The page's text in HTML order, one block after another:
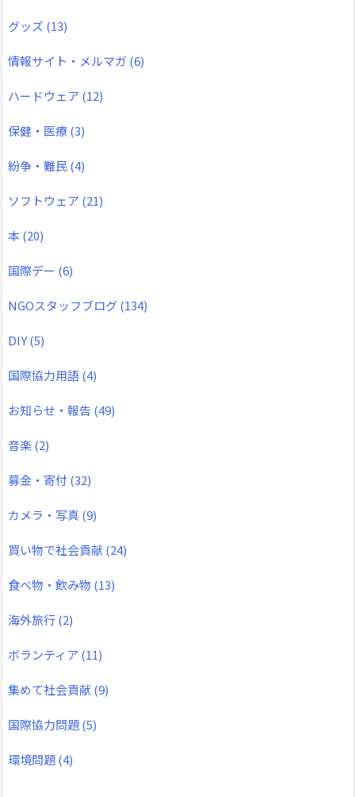
グッズ (13)
情報サイト・メルマガ (6)
ハードウェア (12)
保健・医療(3)
紛争・難民(4)
ソフトウェア (21)
本(20)
国際デー (6)
NGOスタッフブログ(134)
DIY(5)
国際協力用語(4)
お知らせ・報告 (49)
音楽(2)
募金・寄付 (32)
カメラ・写真(9)
買い物で社会貢献 (24)
食べ物・飲み物 (13)
海外旅行(2)
ボランティア (11)
集めて社会貢献 (9)
国際協力問題(5)
環境問題(4)